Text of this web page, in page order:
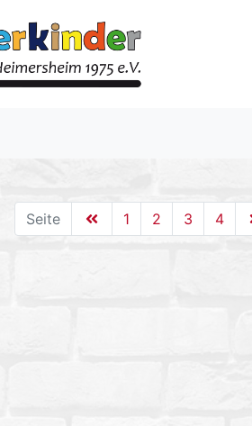
Seite 1 2 3 4